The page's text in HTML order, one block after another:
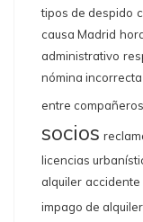
tipos de despido
causa Madrid
administrativo
nómina incorrecta
entre compañeros
socios
licencias
alquiler
impago de alquiler